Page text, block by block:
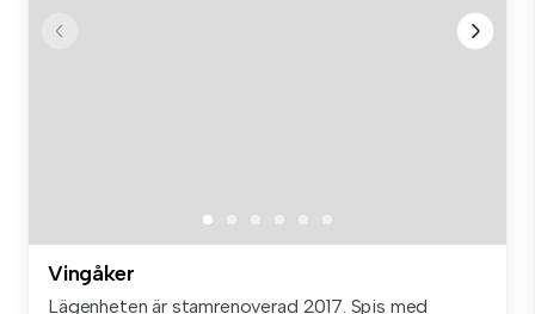
Vingåker
Lägenheten är stamrenoverad 2017. Spis med